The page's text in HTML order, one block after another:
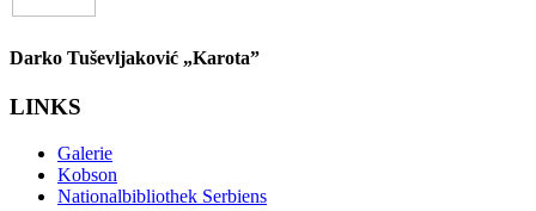
Darko Tuševljaković „Karota”
LINKS
Galerie
Kobson
Nationalbibliothek Serbiens